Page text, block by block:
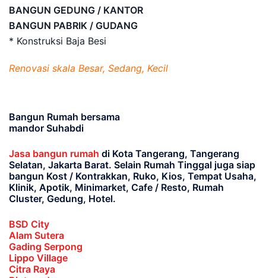
BANGUN GEDUNG / KANTOR
BANGUN PABRIK / GUDANG
* Konstruksi Baja Besi
Renovasi skala Besar, Sedang, Kecil
Bangun Rumah bersama
mandor Suhabdi
Jasa bangun rumah di Kota Tangerang, Tangerang
Selatan, Jakarta Barat. Selain Rumah Tinggal juga siap
bangun Kost / Kontrakkan, Ruko, Kios, Tempat Usaha,
Klinik, Apotik, Minimarket, Cafe / Resto, Rumah
Cluster, Gedung, Hotel.
BSD City
Alam Sutera
Gading Serpong
Lippo Village
Citra Raya